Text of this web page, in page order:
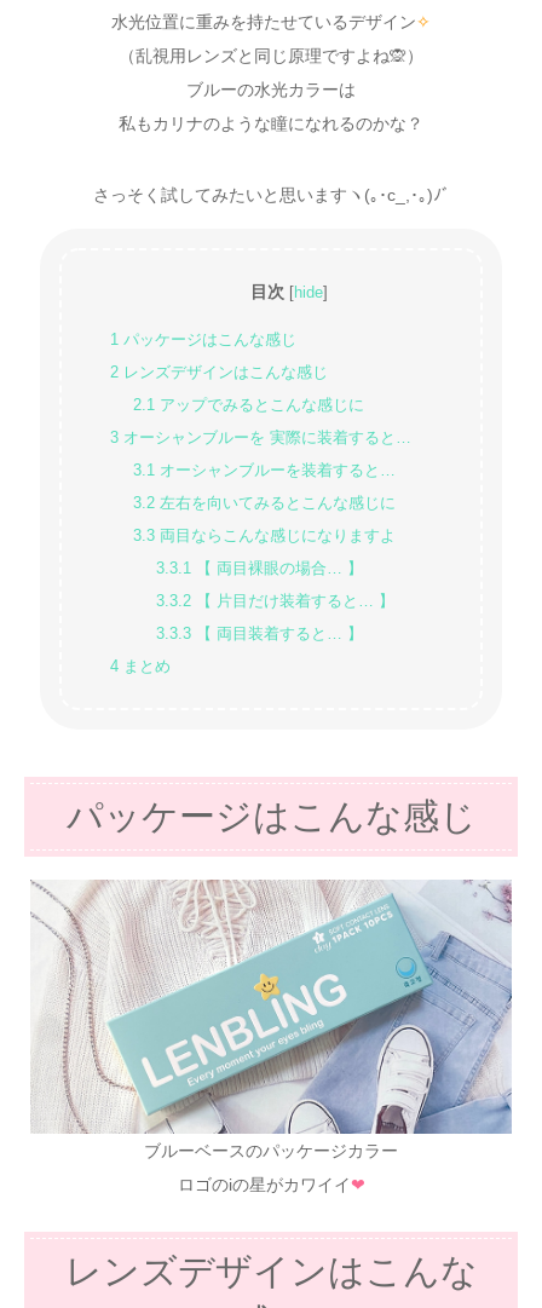
水光位置に重みを持たせているデザイン✧
（乱視用レンズと同じ原理ですよね🙊）
ブルーの水光カラーは
私もカリナのような瞳になれるのかな？
さっそく試してみたいと思いますヽ(｡･c_,･｡)ﾉﾞ
目次 hide
1 パッケージはこんな感じ
2 レンズデザインはこんな感じ
2.1 アップでみるとこんな感じに
3 オーシャンブルーを 実際に装着すると…
3.1 オーシャンブルーを装着すると…
3.2左右を向いてみるとこんな感じに
3.3両目ならこんな感じになりますよ
3.3.1
【 両目裸眼の場合… 】
3.3.2【 片目だけ装着すると… 】
3.3.3【 両目装着すると… 】
4 まとめ
パッケージはこんな感じ
ブルーベースのパッケージカラー
ロゴのiの星がカワイイ❤
レンズデザインはこんな